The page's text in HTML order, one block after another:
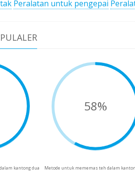
Peralatan untuk pengepai
kantong dua
58%
Metode untuk mememas teh dalam